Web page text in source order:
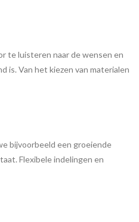
te luisteren naar de wensen en
is. Van het kiezen van materialen
bijvoorbeeld een groeiende
Flexibele indelingen en